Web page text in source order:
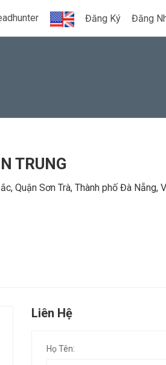
Đăng Ký Đăng
TRUNG
Quận Sơn Trà, Thành phố Đà Nẵng,
Liên Hệ
Họ Tên: